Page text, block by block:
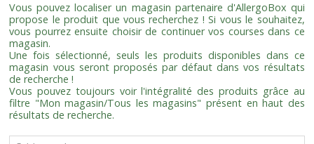
Vous pouvez localiser un magasin partenaire d'AllergoBox qui
propose le produit que vous recherchez ! Si vous le souhaitez,
vous pourrez ensuite choisir de continuer vos courses dans ce
magasin.
Une fois sélectionné, seuls les produits disponibles dans ce
magasin vous seront proposés par défaut dans vos résultats
de recherche !
Vous pouvez toujours voir l'intégralité des produits grâce au
filtre "Mon magasin/Tous les magasins" présent en haut des
résultats de recherche.